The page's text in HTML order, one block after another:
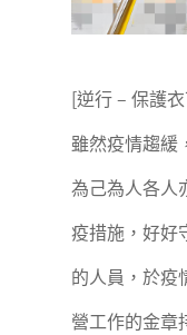
[逆行 – 保護
雖然疫情趨緩
為己為人各人
疫措施，好好
的人員，於疫
營工作的金章